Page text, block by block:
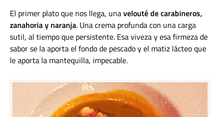
El primer plato que nos llega, unavelouté de carabineros,
zanahoria y naranja. Una crema profunda con una carga
sutil, al tiempo que persistente. Esa viveza y esa firmeza de
sabor se la aporta el fondo de pescado y el matiz lácteo que
le aporta la mantequilla, impecable.